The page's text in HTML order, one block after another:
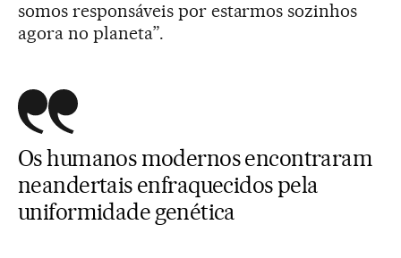
somos responsáveis por estarmos sozinhos
agora no planeta”.
Os humanos modernos encontraram
neandertais enfraquecidos pela
uniformidade genética